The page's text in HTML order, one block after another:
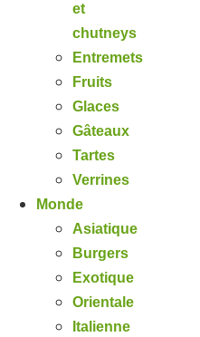
et
chutneys
Entremets
Fruits
Glaces
Gâteaux
Tartes
Verrines
Monde
Asiatique
Burgers
Exotique
Orientale
Italienne